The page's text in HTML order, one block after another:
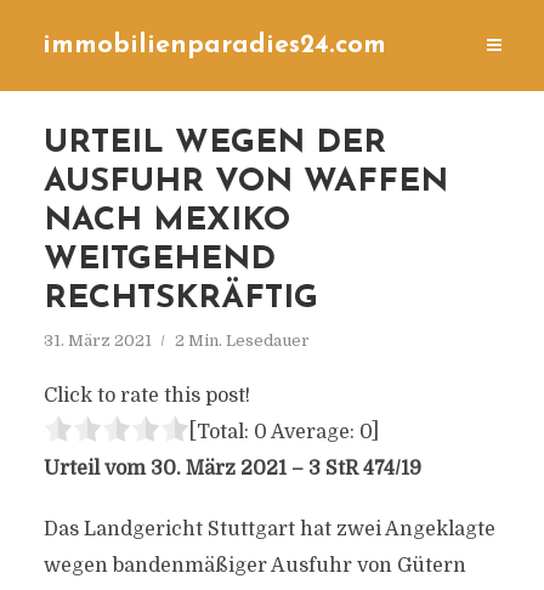
immobilienparadies24.com
URTEIL WEGEN DER
AUSFUHR VON WAFFEN
NACH MEXIKO
WEITGEHEND
RECHTSKRÄFTIG
31. März 2021 2 Min. Lesedauer
Click to rate this post!
[Total: 0 Average: 0]
Urteil vom 30. März 2021 – 3 StR 474/19
Das Landgericht Stuttgart hat zwei Angeklagte
wegen bandenmäßiger Ausfuhr von Gütern